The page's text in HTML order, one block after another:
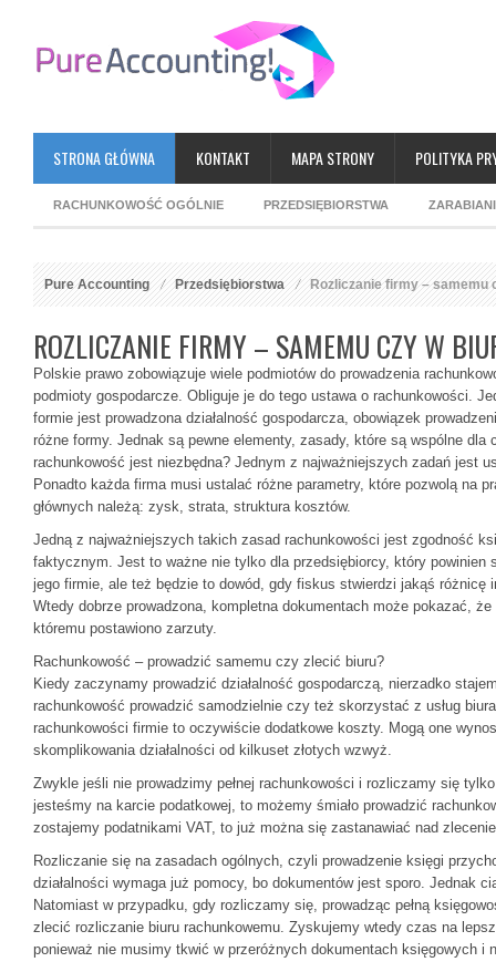
STRONA GŁÓWNA KONTAKT MAPA STRONY POLITYKA
RACHUNKOWOŚĆ OGÓLNIE PRZEDSIĘBIORSTWA
Pure Accounting Przedsiębiorstwa Rozliczanie firmy – samemu
ROZLICZANIE FIRMY – SAMEMU CZY W
Polskie prawo zobowiązuje wiele podmiotów do prowadzenia
podmioty gospodarcze. Obliguje je do tego ustawa o rachunkowości.
formie jest prowadzona działalność gospodarcza, obowiązek
różne formy. Jednak są pewne elementy, zasady, które są wspólne dla
rachunkowość jest niezbędna? Jednym z najważniejszych zadań jest
Ponadto każda firma musi ustalać różne parametry, które pozwolą na
głównych należą: zysk, strata, struktura kosztów.
Jedną z najważniejszych takich zasad rachunkowości jest zgodność
faktycznym. Jest to ważne nie tylko dla przedsiębiorcy, który powinien
jego firmie, ale też będzie to dowód, gdy fiskus stwierdzi jakąś różnicę
Wtedy dobrze prowadzona, kompletna dokumentach może pokazać,
któremu postawiono zarzuty.
Rachunkowość – prowadzić samemu czy zlecić biuru?
Kiedy zaczynamy prowadzić działalność gospodarczą, nierzadko
rachunkowość prowadzić samodzielnie czy też skorzystać z usług
rachunkowości firmie to oczywiście dodatkowe koszty. Mogą one
skomplikowania działalności od kilkuset złotych wzwyż.
Zwykle jeśli nie prowadzimy pełnej rachunkowości i rozliczamy się
jesteśmy na karcie podatkowej, to możemy śmiało prowadzić
zostajemy podatnikami VAT, to już można się zastanawiać nad
Rozliczanie się na zasadach ogólnych, czyli prowadzenie księgi
działalności wymaga już pomocy, bo dokumentów jest sporo. Jednak
Natomiast w przypadku, gdy rozliczamy się, prowadząc pełną
zlecić rozliczanie biuru rachunkowemu. Zyskujemy wtedy czas na
ponieważ nie musimy tkwić w przeróżnych dokumentach księgowych i